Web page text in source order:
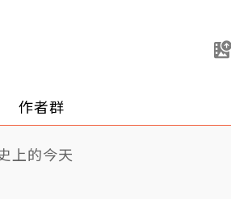
作者群
上的今天